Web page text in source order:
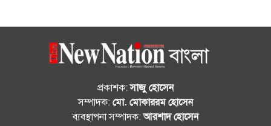
প্রকাশক:সাজু হোসেন
সম্পাদক: মো. মোকাররম হোসেন
ব্যবস্থাপনা সম্পাদক:আরশাদ হোসেন